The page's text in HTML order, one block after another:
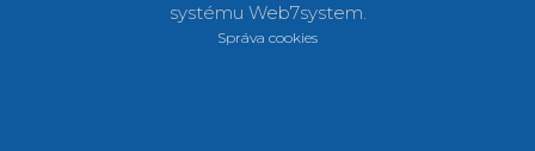
systému Web7system.
Správa cookies